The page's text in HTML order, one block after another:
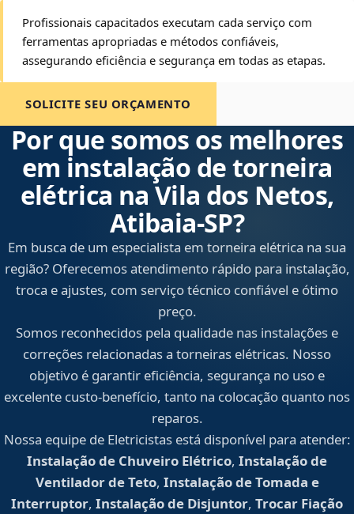
Profissionais capacitados executam cada serviço com
ferramentas apropriadas e métodos confiáveis,
assegurando eficiência e segurança em todas as etapas.
SOLICITE SEU ORÇAMENTO
Por que somos os melhores
em instalação de torneira
elétrica na Vila dos Netos,
Atibaia‑SP?
Em busca de um especialista em torneira elétrica na sua
região? Oferecemos atendimento rápido para instalação,
troca e ajustes, com serviço técnico confiável e ótimo
preço.
Somos reconhecidos pela qualidade nas instalações e
correções relacionadas a torneiras elétricas. Nosso
objetivo é garantir eficiência, segurança no uso e
excelente custo-benefício, tanto na colocação quanto nos
reparos.
Nossa equipe de Eletricistas está disponível para atender:
Instalação de Chuveiro Elétrico, Instalação de
Ventilador de Teto, Instalação de Tomada e
Interruptor, Instalação de Disjuntor, Trocar Fiação